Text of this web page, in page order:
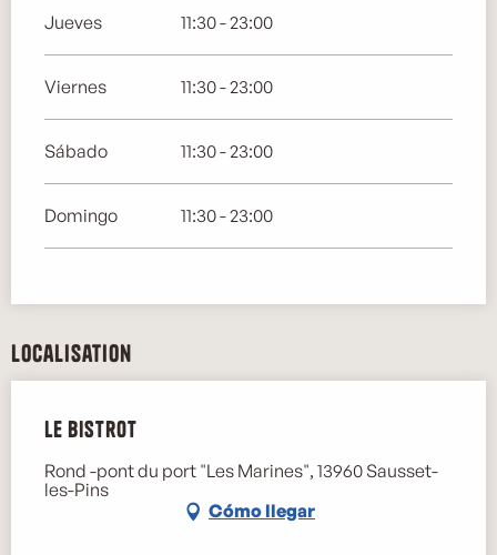
Jueves 11:30 - 23:00
Viernes 11:30 - 23:00
Sábado 11:30 - 23:00
Domingo 11:30 - 23:00
Localisation
Le Bistrot
Rond -pont du port "Les Marines", 13960 Sausset-
les-Pins
Cómo llegar